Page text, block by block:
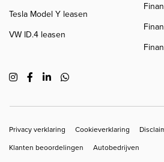
Tesla Model Y leasen
VW ID.4 leasen
Copyright navigation
Privacy verklaring Cookieverklaring
Klanten beoordelingen
Autobedrijven